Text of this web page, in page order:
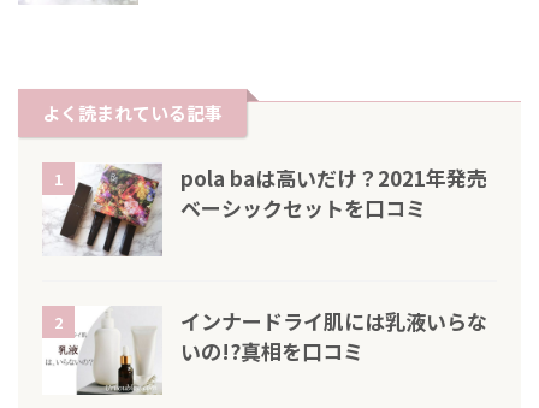
よく読まれている記事
1
pola baは高いだけ？2021年発売
ベーシックセットを口コミ
2
インナードライ肌には乳液いらな
いの!?真相を口コミ